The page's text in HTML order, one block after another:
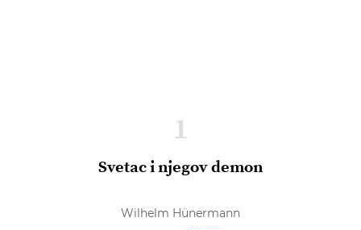
1
Svetac i njegov demon
Wilhelm Hünermann